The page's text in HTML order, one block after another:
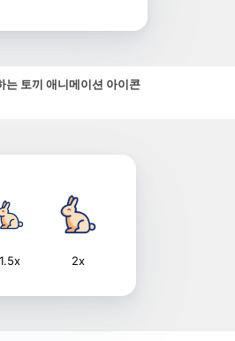
는 토끼 애니메이션 아이콘
1.5x 2x